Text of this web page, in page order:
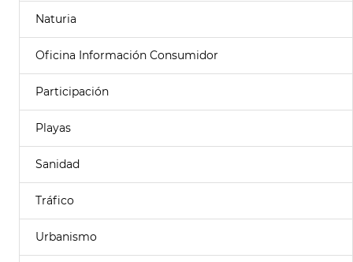
Naturia
Oficina Información Consumidor
Participación
Playas
Sanidad
Tráfico
Urbanismo